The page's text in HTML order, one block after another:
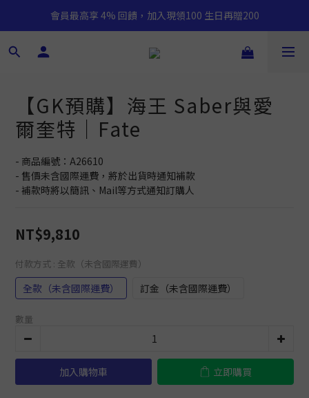
會員最高享 4% 回饋，加入現領100 生日再贈200
【GK預購】海王 Saber與愛
爾奎特｜Fate
- 商品編號：A26610
- 售價未含國際運費，將於出貨時通知補款
- 補款時將以簡訊、Mail等方式通知訂購人
NT$9,810
付款方式 : 全款（未含國際運費）
全款（未含國際運費） 訂金（未含國際運費）
數量
加入購物車 立即購買